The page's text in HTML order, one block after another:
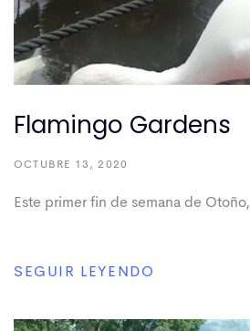
Flamingo Gardens
OCTUBRE 13, 2020
Este primer fin de semana de Otoño,
SEGUIR LEYENDO